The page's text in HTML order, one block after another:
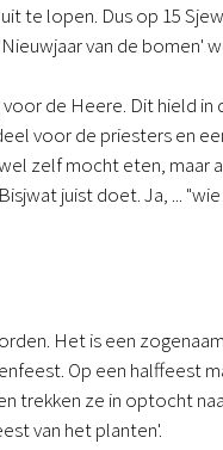
te lopen. Dus op 15
van de bomen'
de Heere. Dit hield in
voor de priesters en
zelf mocht eten, maar
juist doet. Ja, ...
Het is een
Op een halffeest
trekken ze in optocht
van het planten'.